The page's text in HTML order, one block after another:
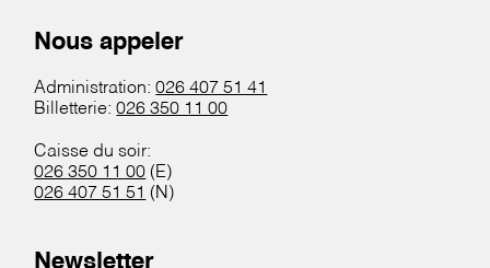
Nous appeler
Administration:026 407 51 41
Billetterie:026 350 11 00
Caisse du soir:
026 350 11 00 (E)
026 407 51 51 (N)
Newsletter